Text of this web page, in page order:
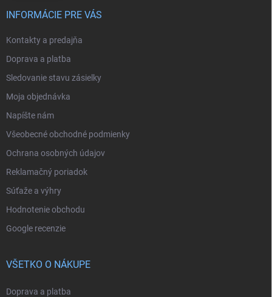
INFORMÁCIE PRE VÁS
Kontakty a predajňa
Doprava a platba
Sledovanie stavu zásielky
Moja objednávka
Napíšte nám
Všeobecné obchodné podmienky
Ochrana osobných údajov
Reklamačný poriadok
Súťaže a výhry
Hodnotenie obchodu
Google recenzie
VŠETKO O NÁKUPE
Doprava a platba